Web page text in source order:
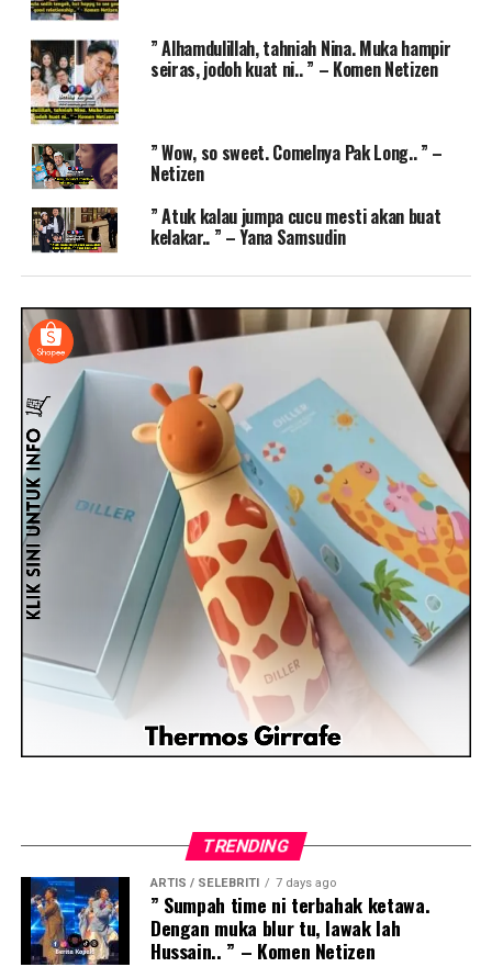
” Alhamdulillah, tahniah Nina. Muka hampir
seiras, jodoh kuat ni.. ” – Komen Netizen
” Wow, so sweet. Comelnya Pak Long.. ” –
Netizen
” Atuk kalau jumpa cucu mesti akan buat
kelakar.. ” – Yana Samsudin
TRENDING
ARTIS / SELEBRITI 7 days ago
” Sumpah time ni terbahak ketawa.
Dengan muka blur tu, lawak lah
Hussain.. ” – Komen Netizen